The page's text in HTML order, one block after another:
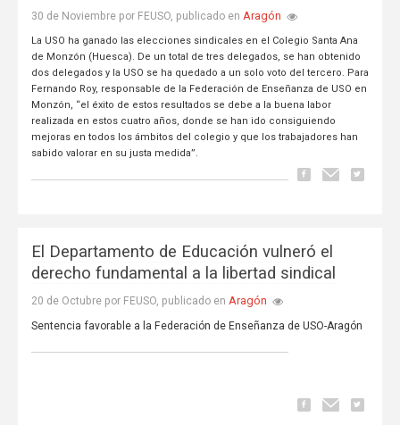
30 de Noviembre por FEUSO, publicado en Aragón
La USO ha ganado las elecciones sindicales en el Colegio Santa Ana
de Monzón (Huesca). De un total de tres delegados, se han obtenido
dos delegados y la USO se ha quedado a un solo voto del tercero. Para
Fernando Roy, responsable de la Federación de Enseñanza de USO en
Monzón, “el éxito de estos resultados se debe a la buena labor
realizada en estos cuatro años, donde se han ido consiguiendo
mejoras en todos los ámbitos del colegio y que los trabajadores han
sabido valorar en su justa medida”.
El Departamento de Educación vulneró el
derecho fundamental a la libertad sindical
20 de Octubre por FEUSO, publicado en Aragón
Sentencia favorable a la Federación de Enseñanza de USO-Aragón